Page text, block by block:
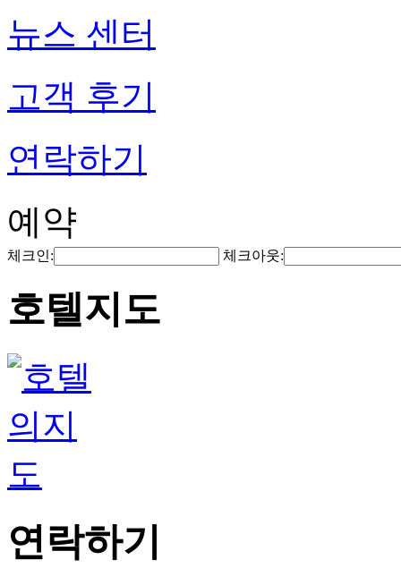
뉴스 센터
고객 후기
연락하기
예약
체크인: 체크아웃:
호텔지도
연락하기